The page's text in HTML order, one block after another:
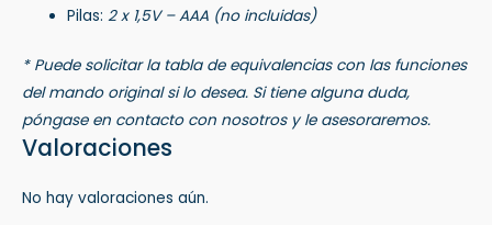
Pilas:2 x 1,5V – AAA (no incluidas)
* Puede solicitar la tabla de equivalencias con las funciones
del mando original si lo desea. Si tiene alguna duda,
póngase en contacto con nosotros y le asesoraremos.
Valoraciones
No hay valoraciones aún.